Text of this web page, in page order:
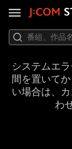
システムエ
間を置いて
い場合は、
わ